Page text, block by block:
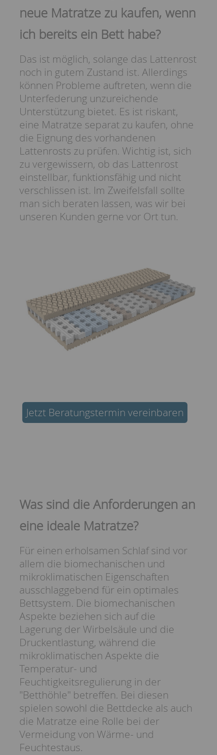
neue Matratze zu kaufen, wenn
ich bereits ein Bett habe?
Das ist möglich, solange das Lattenrost
noch in gutem Zustand ist. Allerdings
können Probleme auftreten, wenn die
Unterfederung unzureichende
Unterstützung bietet. Es ist riskant,
eine Matratze separat zu kaufen, ohne
die Eignung des vorhandenen
Lattenrosts zu prüfen. Wichtig ist, sich
zu vergewissern, ob das Lattenrost
einstellbar, funktionsfähig und nicht
verschlissen ist. Im Zweifelsfall sollte
man sich beraten lassen, was wir bei
unseren Kunden gerne vor Ort tun.
Jetzt Beratungstermin vereinbaren
Was sind die Anforderungen an
eine ideale Matratze?
Für einen erholsamen Schlaf sind vor
allem die biomechanischen und
mikroklimatischen Eigenschaften
ausschlaggebend für ein optimales
Bettsystem. Die biomechanischen
Aspekte beziehen sich auf die
Lagerung der Wirbelsäule und die
Druckentlastung, während die
mikroklimatischen Aspekte die
Temperatur- und
Feuchtigkeitsregulierung in der
"Betthöhle" betreffen. Bei diesen
spielen sowohl die Bettdecke als auch
die Matratze eine Rolle bei der
Vermeidung von Wärme- und
Feuchtestaus.